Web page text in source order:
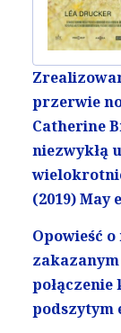
przerwie
Catherine
niezwykłą
(2019) May
Opowieść o
podszytym